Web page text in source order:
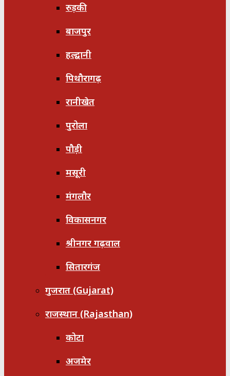
रुड़की
बाजपुर
हल्द्वानी
पिथौरागढ़
रानीखेत
पुरोला
पौड़ी
मसूरी
मंगलौर
विकासनगर
श्रीनगर गढ़वाल
सितारगंज
गुजरात (Gujarat)
राजस्थान (Rajasthan)
कोटा
अजमेर